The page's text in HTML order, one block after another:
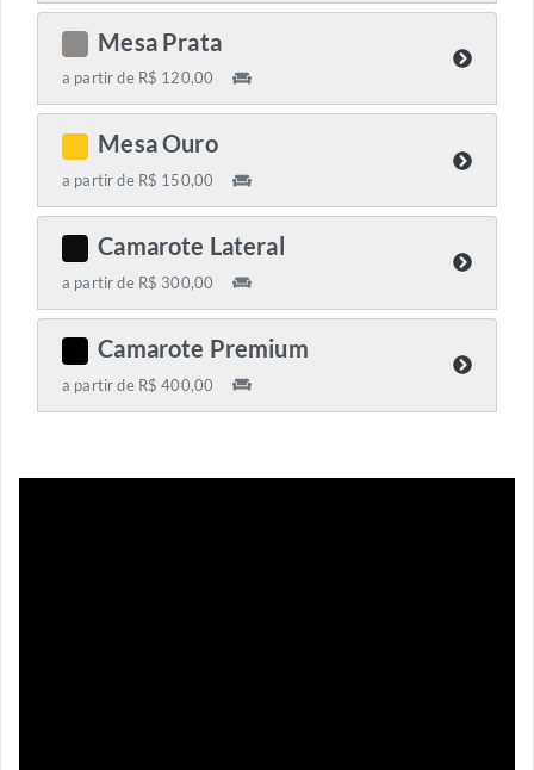
Mesa Prata
a partir de R$ 120,00
Mesa Ouro
a partir de R$ 150,00
Camarote Lateral
a partir de R$ 300,00
Camarote Premium
a partir de R$ 400,00